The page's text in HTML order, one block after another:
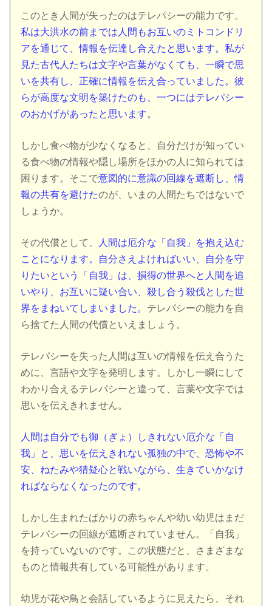
このとき人間が失ったのはテレパシーの能力です。
私は大洪水の前までは人間もお互いのミトコンドリ
アを通じて、情報を伝達し合えたと思います。私が
見た古代人たちは文字や言葉がなくても、一瞬で思
いを共有し、正確に情報を伝え合っていました。彼
らが高度な文明を築けたのも、一つにはテレパシー
のおかげがあったと思います。
しかし食べ物が少なくなると、自分だけが知ってい
る食べ物の情報や隠し場所をほかの人に知られては
困ります。そこで意図的に意識の回線を遮断し、情
報の共有を避けたのが、いまの人間たちではないで
しょうか。
その代償として、
人間は厄介な「自我」を抱え込む
ことになります。自分さえよければいい、自分を守
りたいという「自我」は、損得の世界へと人間を追
いやり、お互いに疑い合い、殺し合う殺伐とした世
界をまねいてしまいました。 テレパシーの能力を自
ら捨てた人間の代償といえましょう。
テレパシーを失った人間は互いの情報を伝え合うた
めに、言語や文字を発明します。しかし一瞬にして
わかり合えるテレパシーと違って、言葉や文字では
思いを伝えきれません。
人間は自分でも御（ぎょ）しきれない厄介な「自
我」と、思いを伝えきれない孤独の中で、恐怖や不
安、ねたみや猜疑心と戦いながら、生きていかなけ
ればならなくなったのです。
しかし生まれたばかりの赤ちゃんや幼い幼児はまだ
テレパシーの回線が遮断されていません。「自我」
を持っていないのです。この状態だと、さまざまな
ものと情報共有している可能性があります。
幼児が花や鳥と会話しているように見えたら、それ